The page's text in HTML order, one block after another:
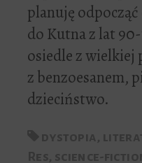
planuję
do Kutna z lat
osiedle z wielkiej
z benzoesanem,
dzieciństwo.